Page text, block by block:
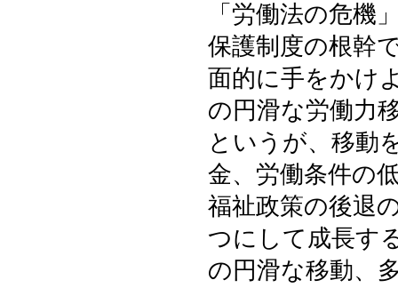
「労働法の危機
保護制度の根幹
面的に手をかけ
の円滑な労働力
というが、移動
金、労働条件の
福祉政策の後退
つにして成長す
の円滑な移動、